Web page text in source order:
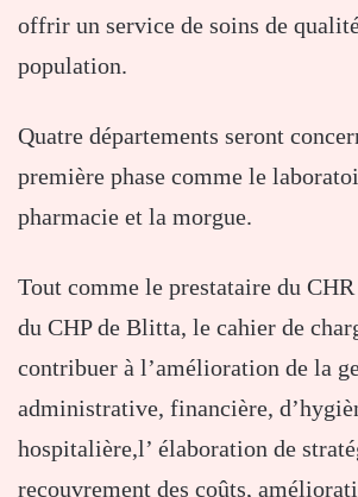
offrir un service de soins de
population.
Quatre départements seront
première phase comme le
pharmacie et la morgue.
Tout comme le prestataire du
du CHP de Blitta, le cahier de
contribuer à l’amélioration de la
administrative, financière,
hospitalière,l’ élaboration de
recouvrement des coûts,